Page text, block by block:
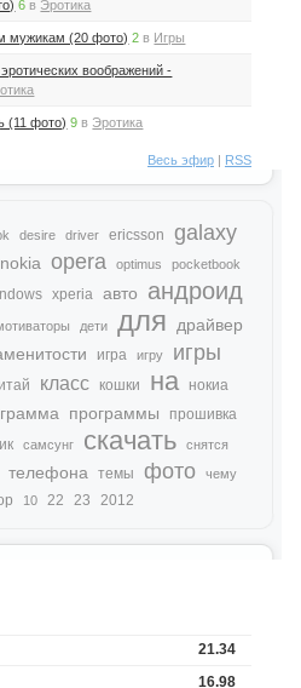
6 в Эротика
мужикам (20 фото) 2 в Игры
воображений -
(11 фото) 9 в Эротика
Весь эфир| RSS
desire driver ericsson galaxy
nokia opera optimus pocketbook
xperia авто андроид
дети для драйвер
игра игру игры
класс кошки на нокиа
программы прошивка
самсунг скачать
снятся
телефона темы фото
чему
10 22 23 2012
21.34
16.98